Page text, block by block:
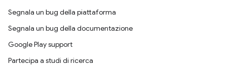
Segnala un bug della piattaforma
Segnala un bug della documentazione
Google Play support
Partecipa a studi di ricerca